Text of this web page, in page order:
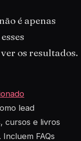
é apenas
os resultados.
lead
cursos e livros
FAQs